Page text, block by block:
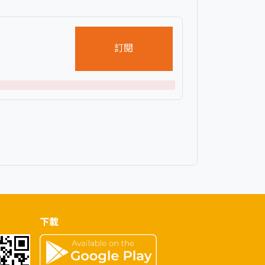
訂閱
下載